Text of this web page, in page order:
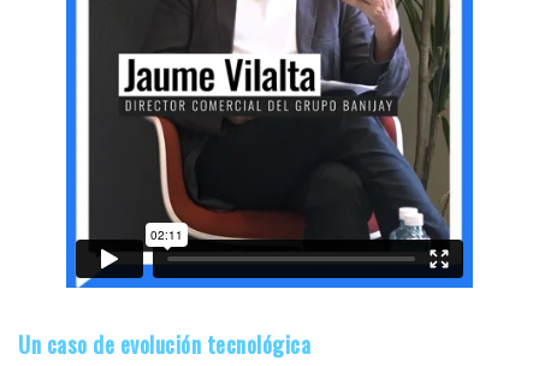
Un caso de evolución tecnológica